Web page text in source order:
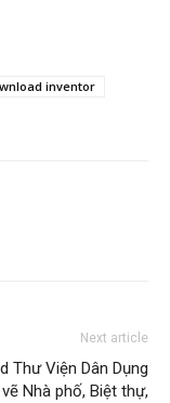
inventor
Next article
Thư Viện Dân Dụng
Nhà phố, Biệt thự,